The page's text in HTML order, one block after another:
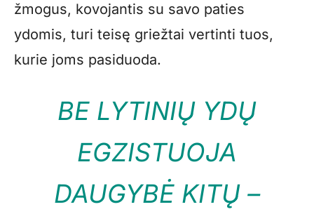
žmogus, kovojantis su savo paties
ydomis, turi teisę griežtai vertinti tuos,
kurie joms pasiduoda.
BE LYTINIŲ YDŲ
EGZISTUOJA
DAUGYBĖ KITŲ –